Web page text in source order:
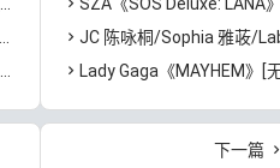
JC 陈咏桐/Sophia 雅荍/Lab《Friday》[无损
Lady Gaga《MAYHEM》[无损FLAC/
下一篇